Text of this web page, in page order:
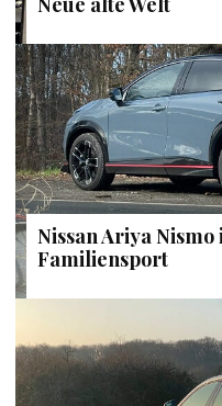
Nissan Ariya Nismo
Familiensport